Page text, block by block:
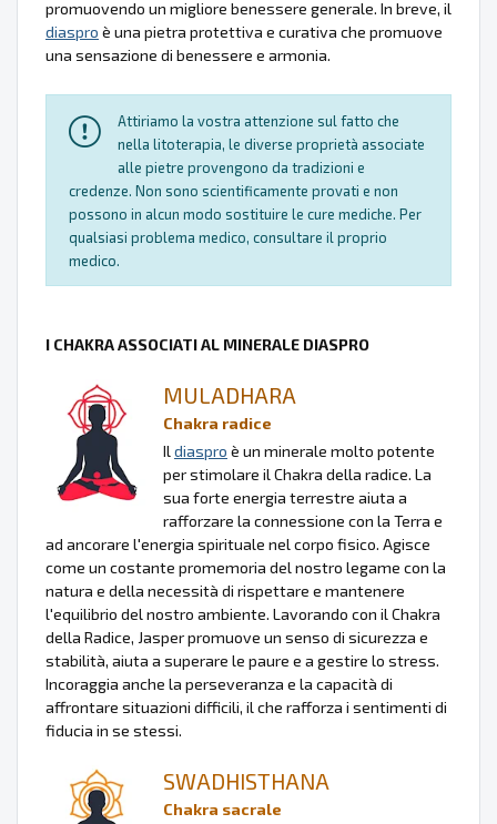
promuovendo un migliore benessere generale. In breve, il
diaspro è una pietra protettiva e curativa che promuove
una sensazione di benessere e armonia.
Attiriamo la vostra attenzione sul fatto che
nella litoterapia, le diverse proprietà associate
alle pietre provengono da tradizioni e
credenze. Non sono scientificamente provati e non
possono in alcun modo sostituire le cure mediche. Per
qualsiasi problema medico, consultare il proprio
medico.
I CHAKRA ASSOCIATI AL MINERALE DIASPRO
MULADHARA
Chakra radice
Il diaspro è un minerale molto potente
per stimolare il Chakra della radice. La
sua forte energia terrestre aiuta a
rafforzare la connessione con la Terra e
ad ancorare l'energia spirituale nel corpo fisico. Agisce
come un costante promemoria del nostro legame con la
natura e della necessità di rispettare e mantenere
l'equilibrio del nostro ambiente. Lavorando con il Chakra
della Radice, Jasper promuove un senso di sicurezza e
stabilità, aiuta a superare le paure e a gestire lo stress.
Incoraggia anche la perseveranza e la capacità di
affrontare situazioni difficili, il che rafforza i sentimenti di
fiducia in se stessi.
SWADHISTHANA
Chakra sacrale